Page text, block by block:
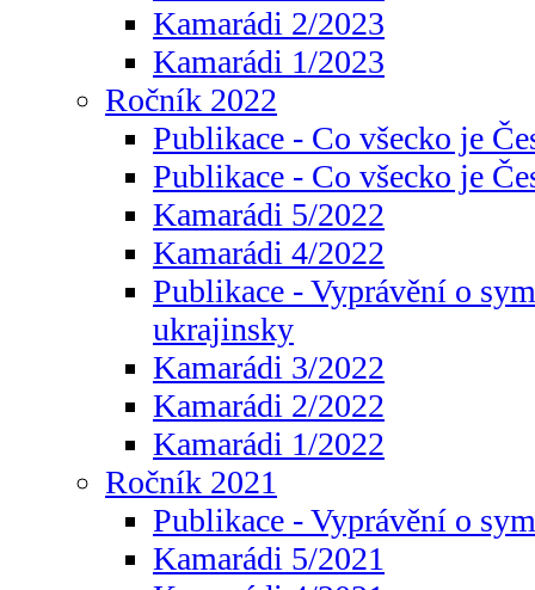
Kamarádi 2/2023
Kamarádi 1/2023
Ročník 2022
Publikace - Co všecko je
Publikace - Co všecko je
Kamarádi 5/2022
Kamarádi 4/2022
Publikace - Vyprávění o
ukrajinsky
Kamarádi 3/2022
Kamarádi 2/2022
Kamarádi 1/2022
Ročník 2021
Publikace - Vyprávění o
Kamarádi 5/2021